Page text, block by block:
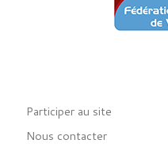
Participer au site
Nous contacter